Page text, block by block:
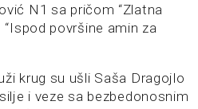
N1 sa pričom “Zlatna
površine amin za
krug su ušli Saša Dragojlo
i veze sa bezbedonosnim